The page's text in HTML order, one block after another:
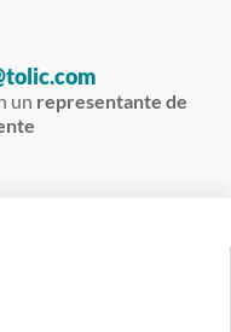
un representante de